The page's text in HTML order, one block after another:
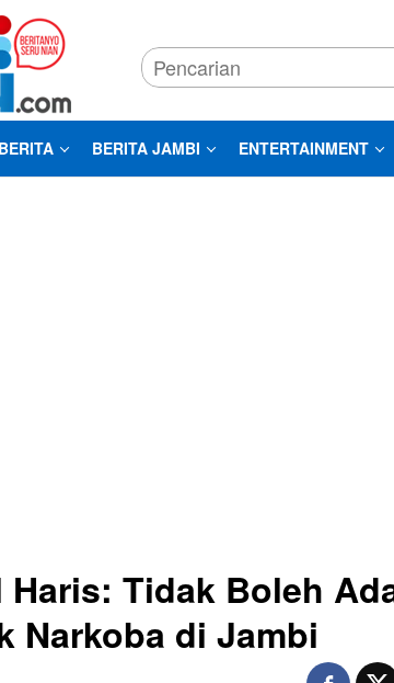
BERITA BERITA JAMBI ENTERTAINMENT
Tidak Boleh
Narkoba di Jambi